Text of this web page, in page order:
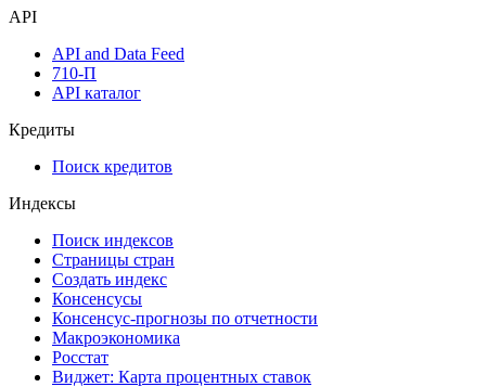
API
API and Data Feed
710-П
API каталог
Кредиты
Поиск кредитов
Индексы
Поиск индексов
Страницы стран
Создать индекс
Консенсусы
Консенсус-прогнозы по отчетности
Макроэкономика
Росстат
Виджет: Карта процентных ставок